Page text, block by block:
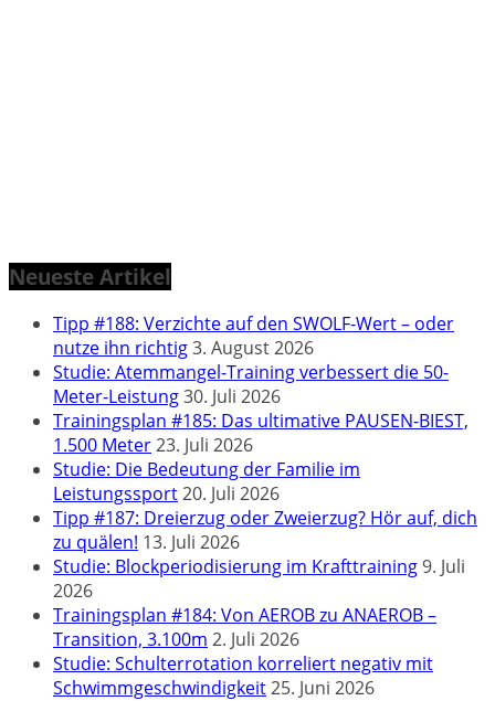
Neueste Artikel
Tipp #188: Verzichte auf den SWOLF-Wert – oder
nutze ihn richtig3. August 2026
Studie: Atemmangel-Training verbessert die 50-
Meter-Leistung30. Juli 2026
Trainingsplan #185: Das ultimative PAUSEN-BIEST,
1.500 Meter23. Juli 2026
Studie: Die Bedeutung der Familie im
Leistungssport20. Juli 2026
Tipp #187: Dreierzug oder Zweierzug? Hör auf, dich
zu quälen! 13. Juli 2026
Studie: Blockperiodisierung im Krafttraining9. Juli
2026
Trainingsplan #184: Von AEROB zu ANAEROB –
Transition, 3.100m 2. Juli 2026
Studie: Schulterrotation korreliert negativ mit
Schwimmgeschwindigkeit25. Juni 2026